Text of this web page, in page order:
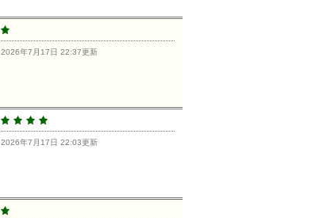
2026年7月17日 22:37更新
2026年7月17日 22:03更新